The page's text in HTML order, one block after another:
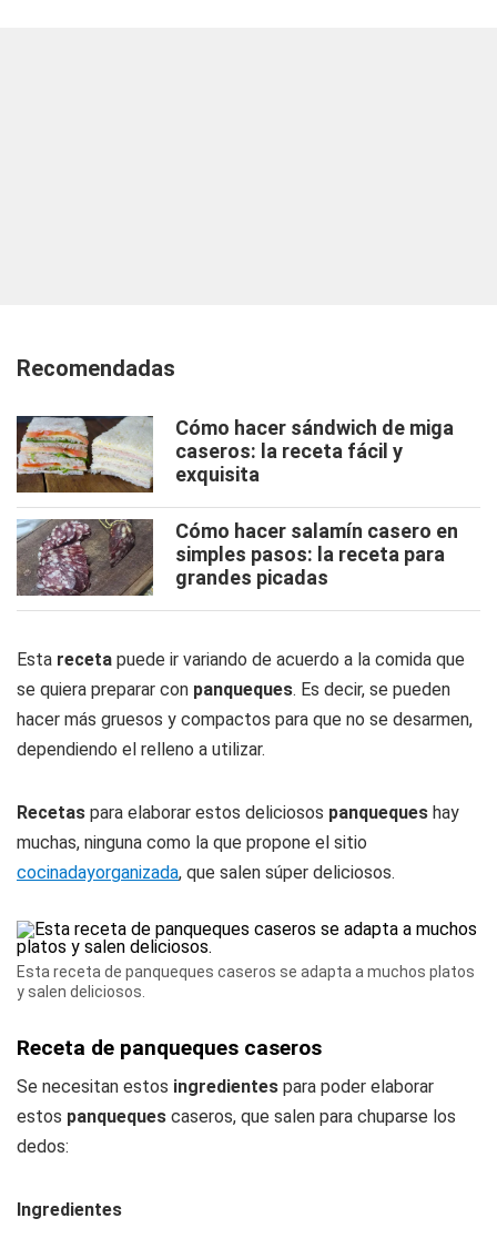
Recomendadas
Cómo hacer sándwich de miga
caseros: la receta fácil y
exquisita
Cómo hacer salamín casero en
simples pasos: la receta para
grandes picadas
Esta receta puede ir variando de acuerdo a la comida que
se quiera preparar con panqueques. Es decir, se pueden
hacer más gruesos y compactos para que no se desarmen,
dependiendo el relleno a utilizar.
Recetas para elaborar estos deliciosos panqueques hay
muchas, ninguna como la que propone el sitio
cocinadayorganizada, que salen súper deliciosos.
Esta receta de panqueques caseros se adapta a muchos platos
y salen deliciosos.
Receta de panqueques caseros
Se necesitan estos ingredientes para poder elaborar
estos panqueques caseros, que salen para chuparse los
dedos:
Ingredientes